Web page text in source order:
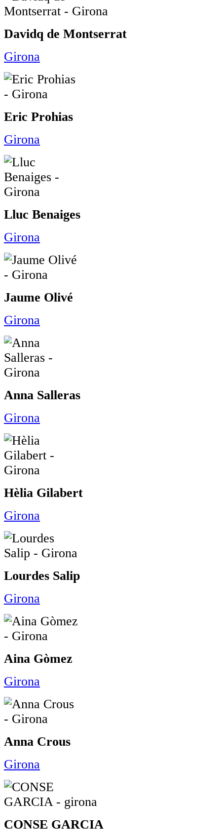
Davidq de Montserrat
Girona
Eric Prohias
Girona
Lluc Benaiges
Girona
Jaume Olivé
Girona
Anna Salleras
Girona
Hèlia Gilabert
Girona
Lourdes Salip
Girona
Aina Gòmez
Girona
Anna Crous
Girona
CONSE GARCIA